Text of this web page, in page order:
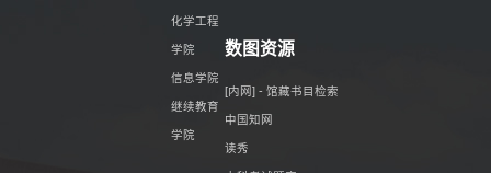
化学工程
学院
信息学院
继续教育
学院
数图资源
[内网] - 馆藏书目检索
中国知网
读秀